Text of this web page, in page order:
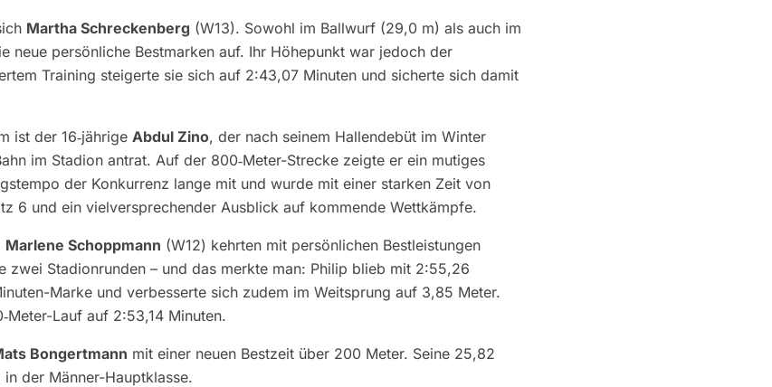
Martha Schreckenberg (W13). Sowohl im Ballwurf (29,0 m) als auch im
neue persönliche Bestmarken auf. Ihr Höhepunkt war jedoch der
Training steigerte sie sich auf 2:43,07 Minuten und sicherte sich damit
ist der 16‑jährige Abdul Zino, der nach seinem Hallendebüt im Winter
im Stadion antrat. Auf der 800‑Meter-Strecke zeigte er ein mutiges
der Konkurrenz lange mit und wurde mit einer starken Zeit von
6 und ein vielversprechender Ausblick auf kommende Wettkämpfe.
Marlene Schoppmann (W12) kehrten mit persönlichen Bestleistungen
zwei Stadionrunden – und das merkte man: Philip blieb mit 2:55,26
Marke und verbesserte sich zudem im Weitsprung auf 3,85 Meter.
Lauf auf 2:53,14 Minuten.
Bongertmann mit einer neuen Bestzeit über 200 Meter. Seine 25,82
der Männer-Hauptklasse.